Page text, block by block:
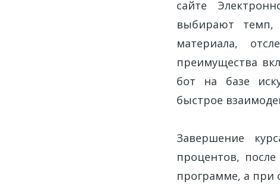
сайте
выбирают темп,
материала,
преимущества
бот на базе
быстрое
Завершение
процентов,
программе, а при